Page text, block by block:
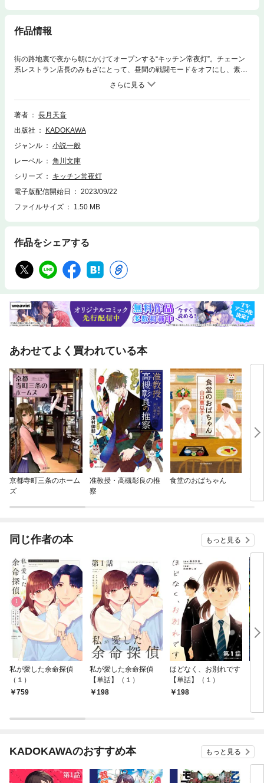
作品情報
街の路地裏で夜から朝にかけてオープンする“キッチン常夜灯”。チェーン
系レストラン店長のみもざにとって、昼間の戦闘モードをオフにし、素の
自分に戻れる大切な場所だ。店の常連になってから不眠症も怖くない。農
夫風ポタージュ、赤ワインと楽しむシャルキトリー、ご褒美の仔羊料理、
アップルパイなど心から食べたい物だけ味わう至福の時間。寡黙なシェフ
が作る一皿は、疲れた心をほぐして、明日への元気をくれる――共感と美
著者
長月天音
出版社
KADOKAWA
ジャンル
小説一般
レーベル
角川文庫
シリーズ
キッチン常夜灯
電子版配信開始日
2023/09/22
ファイルサイズ
1.50 MB
作品をシェアする
あわせてよく買われている本
京都寺町三条のホーム
ズ
准教授・高槻彰良の推
察
食堂のおばちゃん
同じ作者の本 もっと見る
私が愛した余命探偵
（１）
759
私が愛した余命探偵
【単話】（１）
198
ほどなく、お別れです
【単話】（１）
198
KADOKAWAのおすすめ本 もっと見る